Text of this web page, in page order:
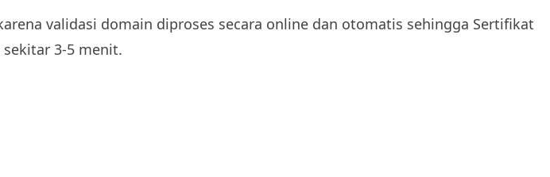
validasi domain diproses secara online dan otomatis sehingga Sertifikat
3-5 menit.